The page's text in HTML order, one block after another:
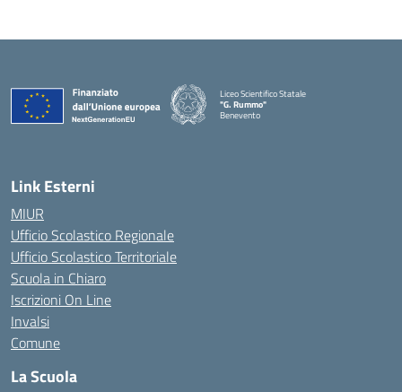
Liceo Scientifico Statale
"G. Rummo"
Benevento
Link Esterni
MIUR
Ufficio Scolastico Regionale
Ufficio Scolastico Territoriale
Scuola in Chiaro
Iscrizioni On Line
Invalsi
Comune
La Scuola